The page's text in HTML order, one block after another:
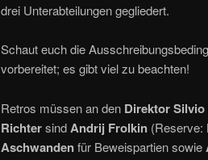
drei Unterabteilungen gegliedert.
Schaut euch die
vorbereitet; es gibt viel zu beachten!
Retros müssen an den Direktor Silvio
RichtersindAndrij Frolkin (Reserve:
Aschwandenfür Beweispartien sowie